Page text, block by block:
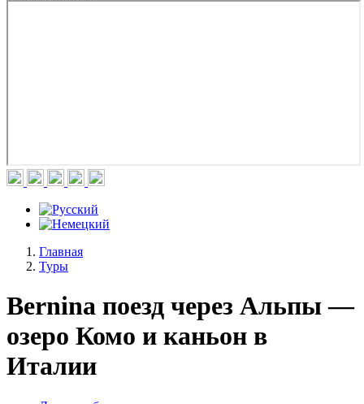
Главная
Туры
Bernina поезд через Альпы —
озеро Комо и каньон в
Италии